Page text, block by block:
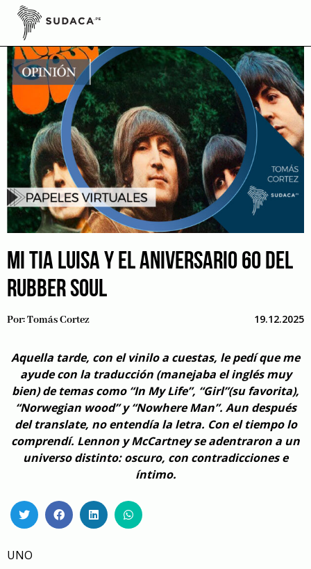
Skip
content
MI TIA LUISA Y EL ANIVERSARIO 60 DEL
RUBBER SOUL
Por:Tomás Cortez 19.12.2025
Aquella tarde, con el vinilo a cuestas, le pedí que me
ayude con la traducción (manejaba el inglés muy
bien) de temas como “In My Life”, “Girl”(su favorita),
“Norwegian wood” y “Nowhere Man”. Aun después
del translate, no entendía la letra. Con el tiempo lo
comprendí. Lennon y McCartney se adentraron a un
universo distinto: oscuro, con contradicciones e
íntimo.
UNO